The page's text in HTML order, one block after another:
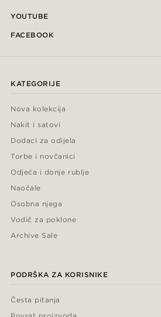
YOUTUBE
FACEBOOK
KATEGORIJE
Nova kolekcija
Nakit i satovi
Dodaci za odijela
Torbe i novčanici
Odjeća i donje rublje
Naočale
Osobna njega
Vodič za poklone
Archive Sale
PODRŠKA ZA KORISNIKE
Česta pitanja